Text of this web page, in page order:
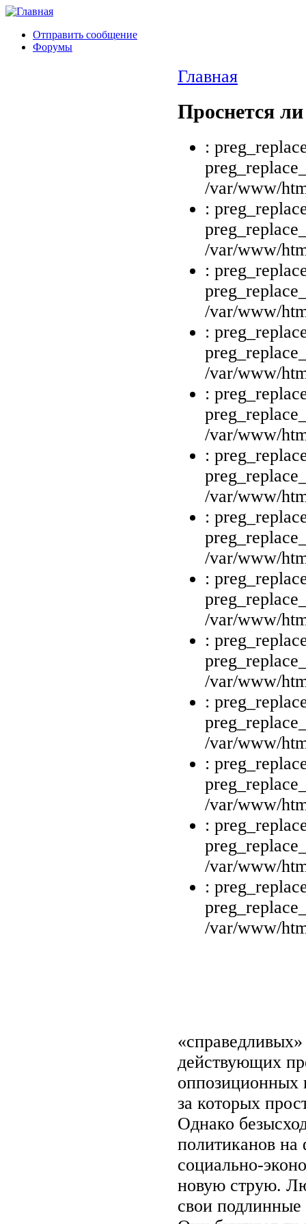
Отправить сообщение
Форумы
Главная
Проснется
:
/var/www/
:
/var/www/
:
/var/www/
:
/var/www/
:
/var/www/
:
/var/www/
:
/var/www/
:
/var/www/
:
/var/www/
:
/var/www/
:
/var/www/
:
/var/www/
:
/var/www/
действующих
оппозиционных
за которых
Однако
политиканов
социально-
новую струю.
свои